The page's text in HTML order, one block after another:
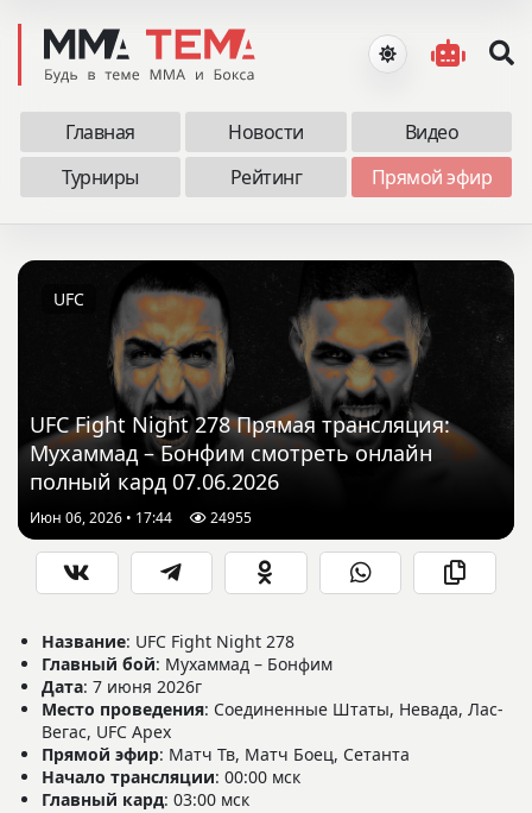
Главная Новости
Видео
Турниры
Рейтинг Прямой эфир
UFC Fight Night 278 Прямая трансляция:
Мухаммад – Бонфим смотреть онлайн
полный кард 07.06.2026
Июн 06, 2026 • 17:44 24955
UFC
Название: UFC Fight Night 278
Главный бой: Мухаммад – Бонфим
Дата: 7 июня 2026г
Место проведения: Соединенные Штаты, Невада, Лас-
Вегас, UFC Apex
Прямой эфир: Матч Тв, Матч Боец, Сетанта
Начало трансляции: 00:00 мск
Главный кард: 03:00 мск